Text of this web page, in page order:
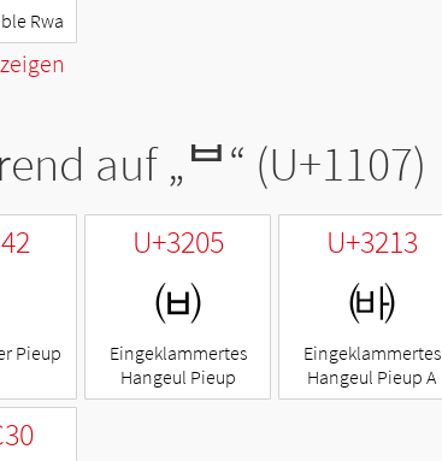
Rwa
auf „ᄇ“ (U+1107)
Pieup
U+3205
㈅
Eingeklammertes
Hangeul Pieup
U+3213
㈓
Eingeklammertes
Hangeul Pieup A